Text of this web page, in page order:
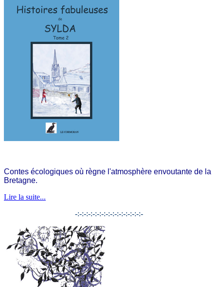
Contes écologiques où règne l'atmosphère envoutante de la
Bretagne.
Lire la suite...
-:-:-:-:-:-:-:-:-:-:-:-:-:-:-:-